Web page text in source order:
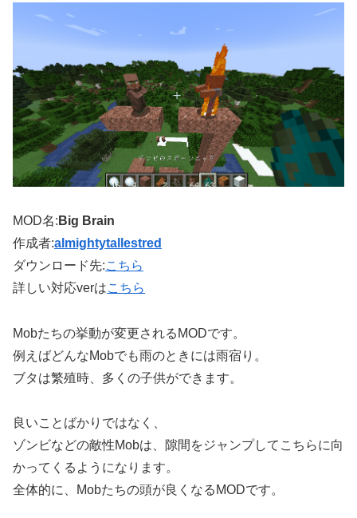
MOD名: Big Brain
作成者:almightytallestred
ダウンロード先:こちら
詳しい対応verはこちら
Mobたちの挙動が変更されるMODです。
例えばどんなMobでも雨のときには雨宿り。
ブタは繁殖時、多くの子供ができます。
良いことばかりではなく、
ゾンビなどの敵性Mobは、隙間をジャンプしてこちらに向
かってくるようになります。
全体的に、Mobたちの頭が良くなるMODです。